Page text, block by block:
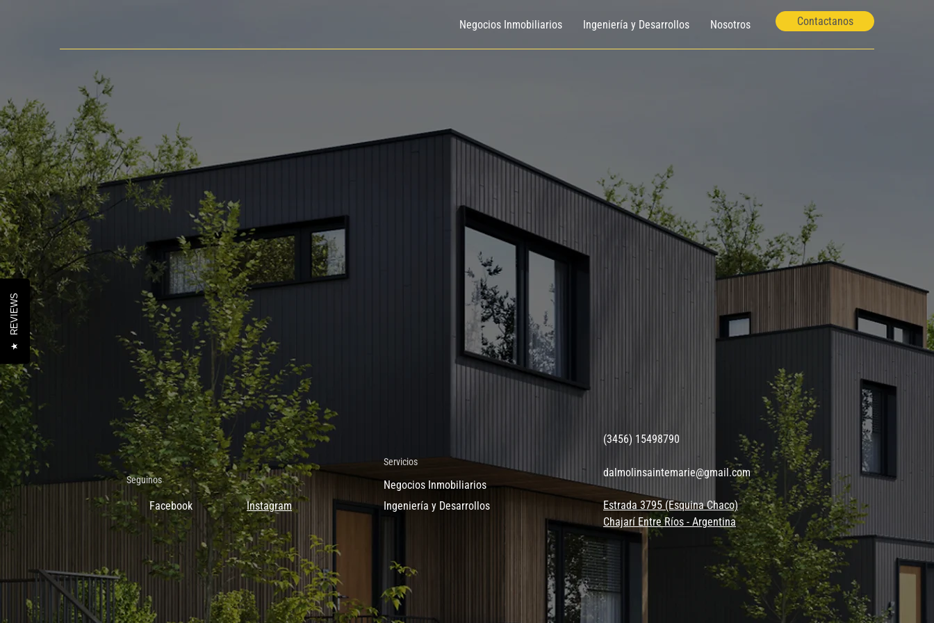
Negocios Inmobiliarios Ingeniería y Desarrollos Nosotros Contactanos
Seguinos
Facebook Instagram
Servicios
Negocios Inmobiliarios
Ingeniería y Desarrollos
(3456) 15498790
dalmolinsaintemarie@gmail.com
Estrada 3795 (Esquina Chaco)
Chajarí Entre Ríos - Argentina
★
REVIEWS